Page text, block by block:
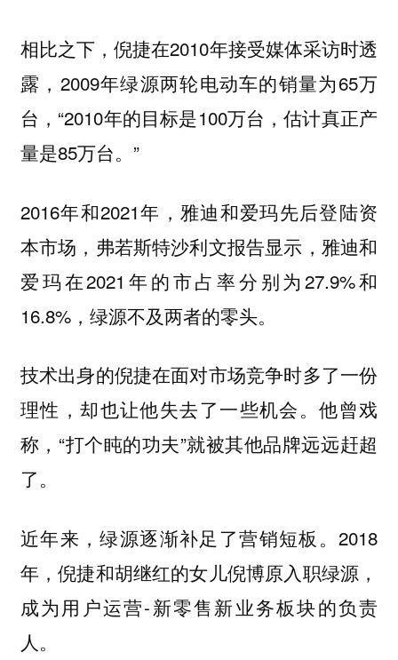
相比之下，倪捷在2010年接受媒体采访时透
露，2009年绿源两轮电动车的销量为65万
台，“2010年的目标是100万台，估计真正产
量是85万台。”
2016年和2021年，雅迪和爱玛先后登陆资
本市场，弗若斯特沙利文报告显示，雅迪和
爱玛在2021年的市占率分别为27.9%和
16.8%，绿源不及两者的零头。
技术出身的倪捷在面对市场竞争时多了一份
理性，却也让他失去了一些机会。他曾戏
称，“打个盹的功夫”就被其他品牌远远赶超
了。
近年来，绿源逐渐补足了营销短板。2018
年，倪捷和胡继红的女儿倪博原入职绿源，
成为用户运营-新零售新业务板块的负责
人。